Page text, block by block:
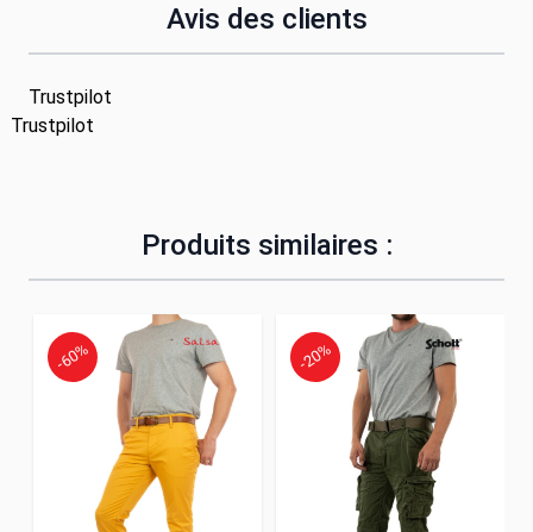
Avis des clients
Trustpilot
Trustpilot
Produits similaires :
-60% -20%